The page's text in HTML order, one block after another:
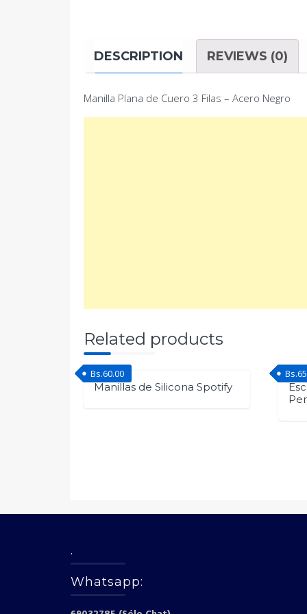
DESCRIPTION REVIEWS (0)
Manilla Plana de Cuero 3 Filas – Acero Negro
Related products
Manillas de Silicona Spotify
Bs.60.00 Bs.
.
Whatsapp: